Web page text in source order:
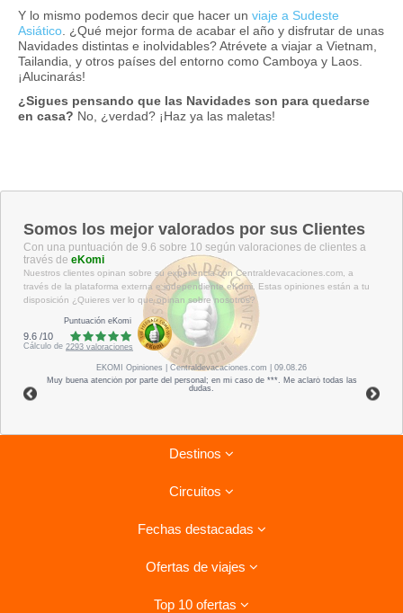
Y lo mismo podemos decir que hacer un viaje a Sudeste
Asiático. ¿Qué mejor forma de acabar el año y disfrutar de unas
Navidades distintas e inolvidables? Atrévete a viajar a Vietnam,
Tailandia, y otros paí­ses del entorno como Camboya y Laos.
¡Alucinarás!
¿Sigues pensando que las Navidades son para quedarse
en casa? No, ¿verdad? ¡Haz ya las maletas!
Somos los mejor valorados por sus Clientes
Con una puntuación de 9.6 sobre 10 según valoraciones de clientes a
través de eKomi
Nuestros clientes opinan sobre su experiencia con Centraldevacaciones.com, a
través de la plataforma externa e independiente eKomi. Estas opiniones están a tu
disposición ¿Quieres ver lo que opinan sobre nosotros?
Puntuación eKomi
9.6 /10
Cálculo de 2293 valoraciones
EKOMI Opiniones
| Centraldevacaciones.com | 09.08.26
Muy buena atención por parte del personal; en mi caso de ***. Me aclaró todas las
dudas.
Destinos
Riviera Maya
Tenerife
Lanzarote
Circuitos
Combinados La Habana- Varadero
Circuitos por Italia
Circuitos por Vietnam
Fechas destacadas
Ofertas para el verano
Costa de la Luz, Hoteles
Ofertas de viajes
Top 10 ofertas